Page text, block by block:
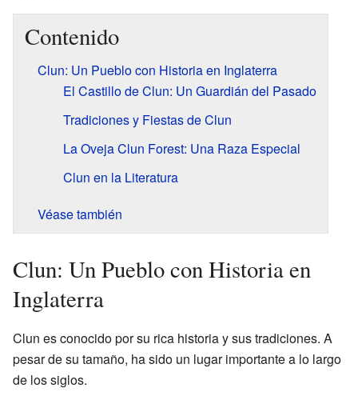
Contenido
Clun: Un Pueblo con Historia en Inglaterra
El Castillo de Clun: Un Guardián del Pasado
Tradiciones y Fiestas de Clun
La Oveja Clun Forest: Una Raza Especial
Clun en la Literatura
Véase también
Clun: Un Pueblo con Historia en
Inglaterra
Clun es conocido por su rica historia y sus tradiciones. A
pesar de su tamaño, ha sido un lugar importante a lo largo
de los siglos.